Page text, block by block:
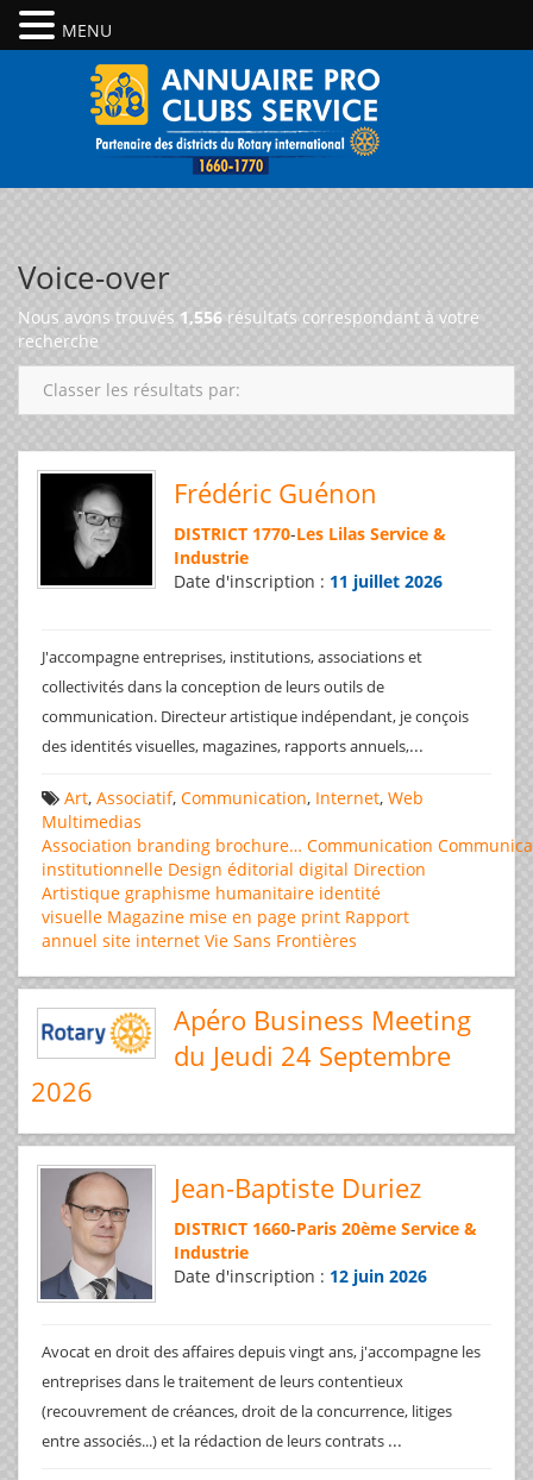
Voice-over
Nous avons trouvés 1,556 résultats correspondant à votre
recherche
Classer les résultats par:
Frédéric Guénon
DISTRICT 1770-Les Lilas Service &
Industrie
Date d'inscription : 11 juillet 2026
J'accompagne entreprises, institutions, associations et
collectivités dans la conception de leurs outils de
communication. Directeur artistique indépendant, je conçois
des identités visuelles, magazines, rapports annuels,...
Art, Associatif, Communication, Internet, Web
Multimedias
Association branding brochure… Communication
institutionnelle Design éditorial digital Direction
Artistique graphisme humanitaire identité
visuelle Magazine mise en page print Rapport
annuel site internet Vie Sans Frontières
Apéro Business Meeting
du Jeudi 24 Septembre
2026
Jean-Baptiste Duriez
DISTRICT 1660-Paris 20ème Service &
Industrie
Date d'inscription : 12 juin 2026
Avocat en droit des affaires depuis vingt ans, j'accompagne les
entreprises dans le traitement de leurs contentieux
(recouvrement de créances, droit de la concurrence, litiges
entre associés...) et la rédaction de leurs contrats ...
MENU